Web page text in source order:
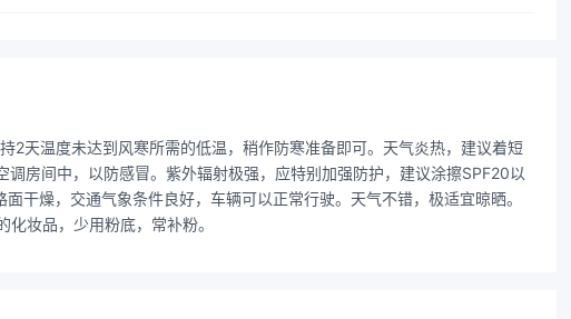
2天温度未达到风寒所需的低温，稍作防寒准备即可。天气炎热，建议着短
房间中，以防感冒。紫外辐射极强，应特别加强防护，建议涂擦SPF20以
干燥，交通气象条件良好，车辆可以正常行驶。天气不错，极适宜晾晒。
妆品，少用粉底，常补粉。